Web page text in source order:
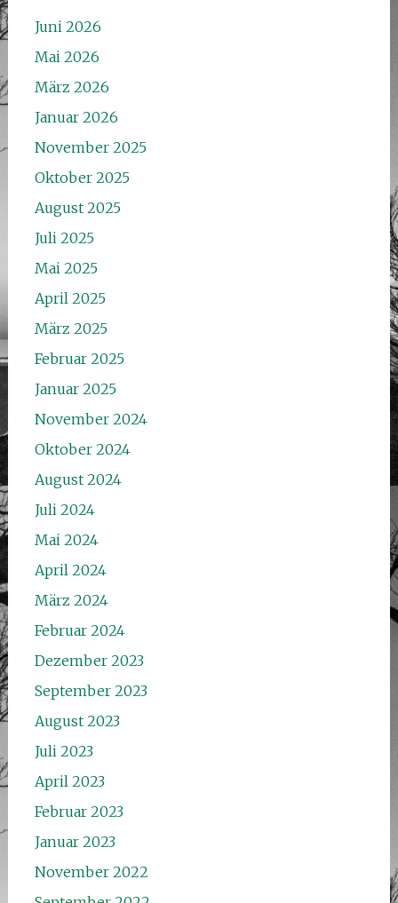
Juni 2026
Mai 2026
März 2026
Januar 2026
November 2025
Oktober 2025
August 2025
Juli 2025
Mai 2025
April 2025
März 2025
Februar 2025
Januar 2025
November 2024
Oktober 2024
August 2024
Juli 2024
Mai 2024
April 2024
März 2024
Februar 2024
Dezember 2023
September 2023
August 2023
Juli 2023
April 2023
Februar 2023
Januar 2023
November 2022